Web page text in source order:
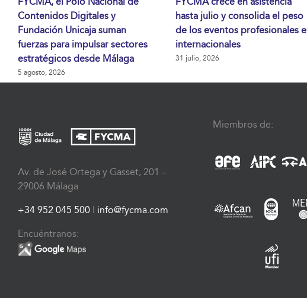
Contenidos Digitales y
Fundación Unicaja suman
fuerzas para impulsar sectores
estratégicos desde Málaga
5 agosto, 2026
hasta julio y consolida el peso
de los eventos profesionales e
internacionales
31 julio, 2026
Av. de José Ortega y Gasset, 201 –
29006 Málaga
+34 952 045 500 | info@fycma.com
Encuéntranos:
Miembros de: